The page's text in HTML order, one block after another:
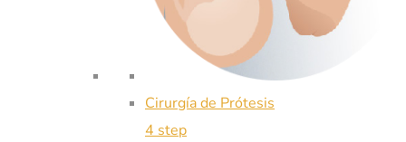
Cirurgía de Prótesis
4 step